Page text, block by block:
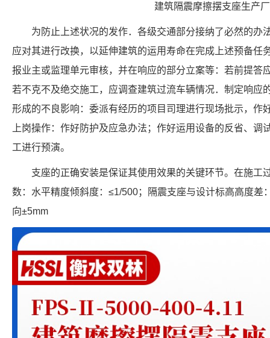
建筑隔震摩擦摆支座生产
为防止上述状况的发作．各级交通部分接纳了必然的办
应对其进行改换，以延伸建筑的运用寿命在完成上述预备任
报业主或监理单元审核，并在响应的部分立案等：若前提答
若不克不及绝交施工，应调查建筑过流车辆情况．制定响应
形成的不良影响：委派有经历的项目司理进行现场批示，作
上岗操作：作好防护及应急办法；作好运用设备的反省、调
工进行预演。
支座的正确安装是保证其使用效果的关键环节。在施工
数：水平精度倾斜度：≤1/500；隔震支座与设计标高高度差
向±5mm